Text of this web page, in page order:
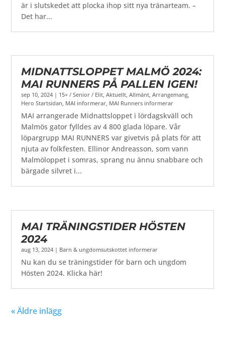
är i slutskedet att plocka ihop sitt nya tränarteam. –
Det har...
MIDNATTSLOPPET MALMÖ 2024:
MAI RUNNERS PÅ PALLEN IGEN!
sep 10, 2024 | 15+ / Senior / Elit,Aktuellt,Allmänt,Arrangemang,
Hero Startsidan, MAI informerar, MAI Runners informerar
MAI arrangerade Midnattsloppet i lördagskväll och
Malmös gator fylldes av 4 800 glada löpare. Vår
löpargrupp MAI RUNNERS var givetvis på plats för att
njuta av folkfesten. Ellinor Andreasson, som vann
Malmöloppet i somras, sprang nu ännu snabbare och
bärgade silvret i...
MAI TRÄNINGSTIDER HÖSTEN
2024
aug 13, 2024 | Barn & ungdomsutskottet informerar
Nu kan du se träningstider för barn och ungdom
Hösten 2024. Klicka här!
« Äldre inlägg